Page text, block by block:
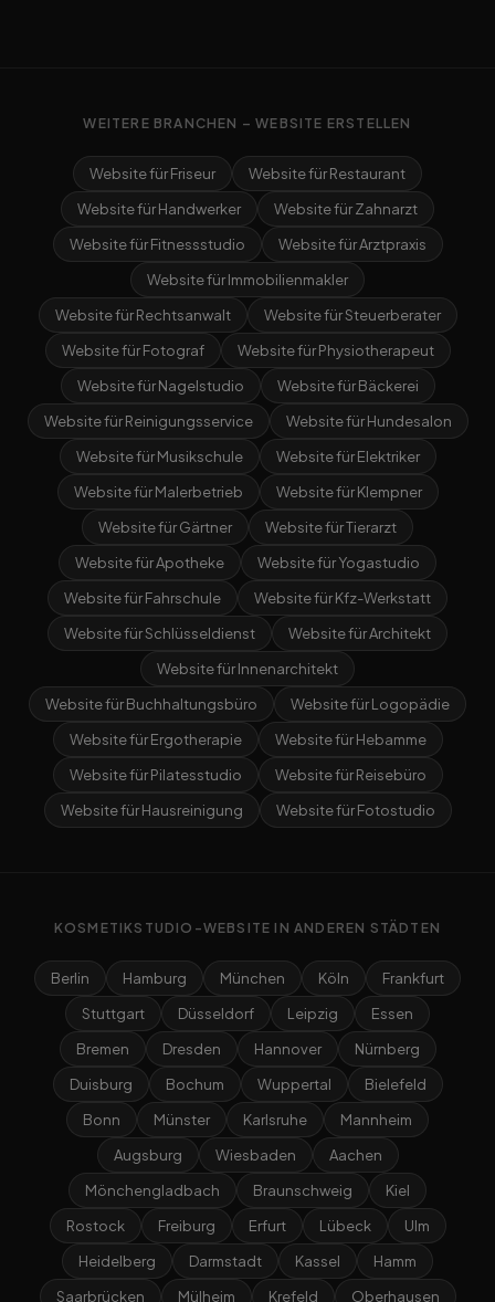
WEITERE BRANCHEN – WEBSITE ERSTELLEN
Website für Friseur
Website für Restaurant
Website für Handwerker
Website für Zahnarzt
Website für Fitnessstudio
Website für Arztpraxis
Website für Immobilienmakler
Website für Rechtsanwalt
Website für Steuerberater
Website für Fotograf
Website für Physiotherapeut
Website für Nagelstudio
Website für Bäckerei
Website für Reinigungsservice
Website für Hundesalon
Website für Musikschule
Website für Elektriker
Website für Malerbetrieb
Website für Klempner
Website für Gärtner
Website für Tierarzt
Website für Apotheke
Website für Yogastudio
Website für Fahrschule
Website für Kfz-Werkstatt
Website für Schlüsseldienst
Website für Architekt
Website für Innenarchitekt
Website für Buchhaltungsbüro
Website für Logopädie
Website für Ergotherapie
Website für Hebamme
Website für Pilatesstudio
Website für Reisebüro
Website für Hausreinigung
Website für Fotostudio
KOSMETIKSTUDIO-WEBSITE IN ANDEREN STÄDTEN
Berlin Hamburg München Köln
Frankfurt
Stuttgart
Düsseldorf Leipzig
Essen
Bremen
Dresden Hannover
Nürnberg
Duisburg
Bochum Wuppertal
Bielefeld
Bonn
Münster Karlsruhe
Mannheim
Augsburg
Wiesbaden
Aachen
Mönchengladbach
Braunschweig
Kiel
Rostock
Freiburg Erfurt Lübeck
Ulm
Heidelberg
Darmstadt Kassel
Hamm
Saarbrücken
Mülheim Krefeld Oberhausen